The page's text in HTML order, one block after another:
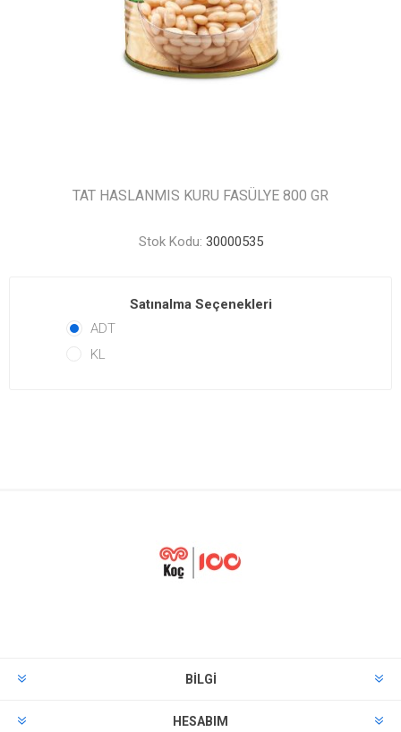
TAT HASLANMIS KURU FASÜLYE 800 GR
Stok Kodu: 30000535
Satınalma Seçenekleri
ADT
KL
BILGI
HESABIM